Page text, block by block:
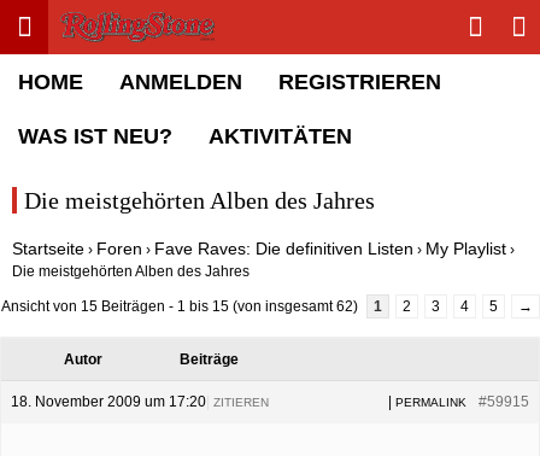
Toggle menu
Rolling Stone Forum
HOME ANMELDEN REGISTRIEREN
WAS IST NEU? AKTIVITÄTEN
Die meistgehörten Alben des Jahres
Startseite › Foren › Fave Raves: Die definitiven Listen › My Playlist ›
Die meistgehörten Alben des Jahres
Ansicht von 15 Beiträgen - 1 bis 15 (von insgesamt 62) 1 2 3 4 5 →
Autor Beiträge
18. November 2009 um 17:20 #59915
PERMALINK
ZITIEREN